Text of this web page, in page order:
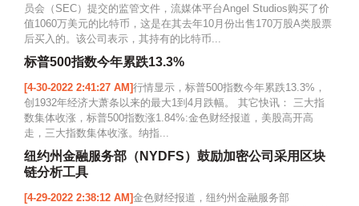
员会（SEC）提交的监管文件，流媒体平台Angel Studios购买了价
值1060万美元的比特币，这是在其去年10月份出售170万股A类股票
后买入的。该公司表示，其持有的比特币...
标普500指数今年累跌13.3%
[4-30-2022 2:41:27 AM]行情显示，标普500指数今年累跌13.3%，
创1932年经济大萧条以来的最大1到4月跌幅。 其它快讯： 三大指
数集体收涨，标普500指数涨1.84%:金色财经报道，美股高开高
走，三大指数集体收涨。纳指...
纽约州金融服务部（NYDFS）鼓励加密公司采用区块
链分析工具
[4-29-2022 2:38:12 AM]金色财经报道，纽约州金融服务部